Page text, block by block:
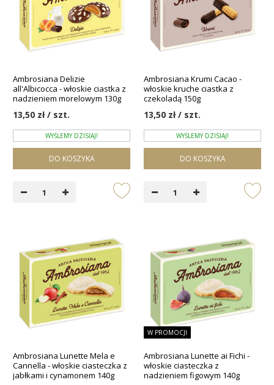
Ambrosiana Delizie
all'Albicocca - włoskie ciastka z
nadzieniem morelowym 130g
13,50 zł / szt.
WYŚLEMY DZISIAJ!
DO KOSZYKA
Ambrosiana Krumi Cacao -
włoskie kruche ciastka z
czekoladą 150g
13,50 zł / szt.
WYŚLEMY DZISIAJ!
DO KOSZYKA
Ambrosiana Lunette Mela e
Cannella - włoskie ciasteczka z
jabłkami i cynamonem 140g
W PROMOCJI
Ambrosiana Lunette ai Fichi -
włoskie ciasteczka z
nadzieniem figowym 140g